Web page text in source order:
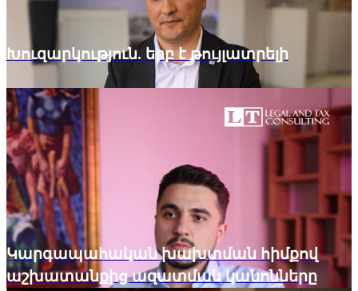
Խուզարկություն. երբ է թույլատրելի
Կարգապահական խախտման հիմքով
աշխատանքից ազատման կանոնները